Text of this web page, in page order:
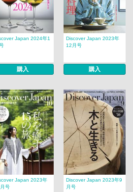
Japan 2024年1
購入
Discover Japan 2023年
12月号
購入
Japan 2023年
号
Discover Japan 2023年9
月号